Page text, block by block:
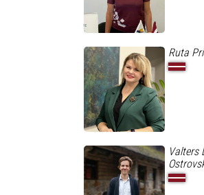
Ruta
Valters